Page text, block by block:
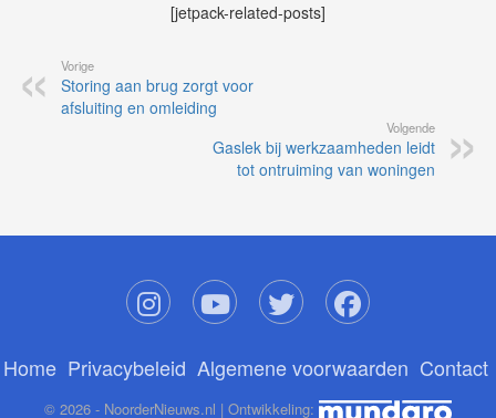
[jetpack-related-posts]
Vorige
Storing aan brug zorgt voor
afsluiting en omleiding
Volgende
Gaslek bij werkzaamheden leidt
tot ontruiming van woningen
Home Privacybeleid Algemene voorwaarden Contact
© 2026 - NoorderNieuws.nl | Ontwikkeling: